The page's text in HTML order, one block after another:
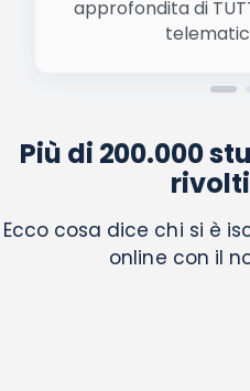
approfondita di
Più di 200.000
Ecco cosa dice chi si è
online con il